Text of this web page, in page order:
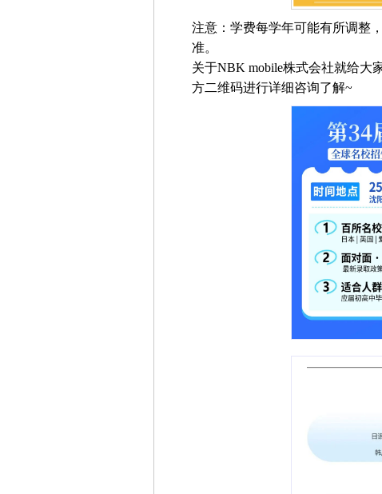
注意：学费每学年可能有所调整
准。
关于NBK mobile株式会社就给大
方二维码进行详细咨询了解~